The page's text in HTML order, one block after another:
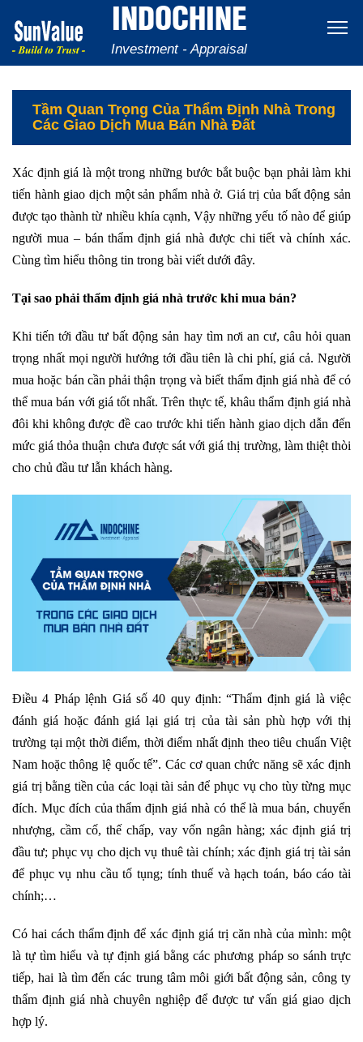
INDOCHINE
Investment - Appraisal
Tầm Quan Trọng Của Thẩm Định Nhà Trong
Các Giao Dịch Mua Bán Nhà Đất
Xác định giá là một trong những bước bắt buộc bạn phải làm khi
tiến hành giao dịch một sản phẩm nhà ở. Giá trị của bất động sản
được tạo thành từ nhiều khía cạnh, Vậy những yếu tố nào để giúp
người mua – bán thẩm định giá nhà được chi tiết và chính xác.
Cùng tìm hiểu thông tin trong bài viết dưới đây.
Tại sao phải thẩm định giá nhà trước khi mua bán?
Khi tiến tới đầu tư bất động sản hay tìm nơi an cư, câu hỏi quan
trọng nhất mọi người hướng tới đầu tiên là chi phí, giá cả. Người
mua hoặc bán cần phải thận trọng và biết thẩm định giá nhà để có
thể mua bán với giá tốt nhất. Trên thực tế, khâu thẩm định giá nhà
đôi khi không được đề cao trước khi tiến hành giao dịch dẫn đến
mức giá thỏa thuận chưa được sát với giá thị trường, làm thiệt thòi
cho chủ đầu tư lẫn khách hàng.
Điều 4 Pháp lệnh Giá số 40 quy định: “Thẩm định giá là việc
đánh giá hoặc đánh giá lại giá trị của tài sản phù hợp với thị
trường tại một thời điểm, thời điểm nhất định theo tiêu chuẩn Việt
Nam hoặc thông lệ quốc tế”. Các cơ quan chức năng sẽ xác định
giá trị bằng tiền của các loại tài sản để phục vụ cho tùy từng mục
đích. Mục đích của thẩm định giá nhà có thể là mua bán, chuyển
nhượng, cầm cố, thế chấp, vay vốn ngân hàng; xác định giá trị
đầu tư; phục vụ cho dịch vụ thuê tài chính; xác định giá trị tài sản
để phục vụ nhu cầu tố tụng; tính thuế và hạch toán, báo cáo tài
chính;…
Có hai cách thẩm định để xác định giá trị căn nhà của mình: một
là tự tìm hiểu và tự định giá bằng các phương pháp so sánh trực
tiếp, hai là tìm đến các trung tâm môi giới bất động sản, công ty
thẩm định giá nhà chuyên nghiệp để được tư vấn giá giao dịch
hợp lý.